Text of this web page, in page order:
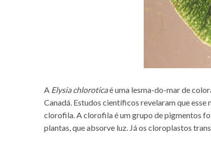
A Elysia chloroticaé uma lesma-do-mar de
Canadá. Estudos científicos revelaram que
clorofila. A clorofila é um grupo de pigmentos
plantas, que absorve luz. Já os cloroplastos